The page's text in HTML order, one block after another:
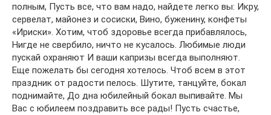
полным, Пусть все, что вам надо, найдете легко вы: Икру,
сервелат, майонез и сосиски, Вино, буженину, конфеты
«Ириски». Хотим, чтоб здоровье всегда прибавлялось,
Нигде не свербило, ничто не кусалось. Любимые люди
пускай охраняют И ваши капризы всегда выполняют.
Еще пожелать бы сегодня хотелось. Чтоб всем в этот
праздник от радости пелось. Шутите, танцуйте, бокал
поднимайте, До дна юбилейный бокал выпивайте. Мы
Вас с юбилеем поздравить все рады! Пусть счастье,